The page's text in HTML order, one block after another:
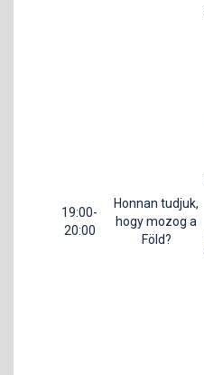
19:00-
20:00
Honnan tudjuk,
hogy mozog a
Föld?